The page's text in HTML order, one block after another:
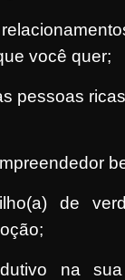
você quer;
pessoas
de
na